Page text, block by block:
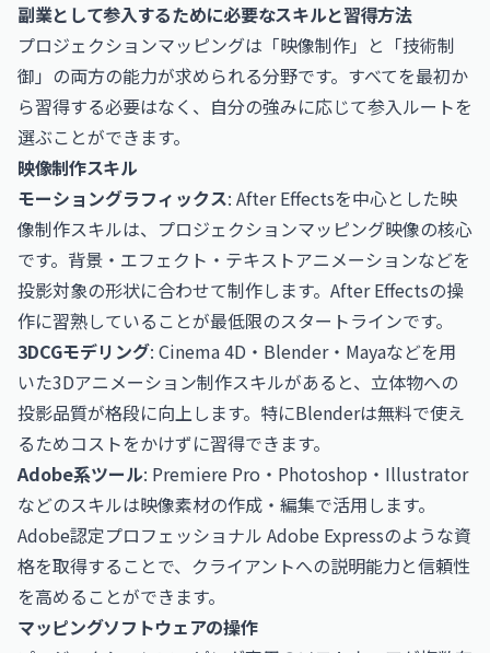
副業として参入するために必要なスキルと習得方法
プロジェクションマッピングは「映像制作」と「技術制
御」の両方の能力が求められる分野です。すべてを最初か
ら習得する必要はなく、自分の強みに応じて参入ルートを
選ぶことができます。
映像制作スキル
モーショングラフィックス: After Effectsを中心とした映
像制作スキルは、プロジェクションマッピング映像の核心
です。背景・エフェクト・テキストアニメーションなどを
投影対象の形状に合わせて制作します。After Effectsの操
作に習熟していることが最低限のスタートラインです。
3DCGモデリング: Cinema 4D・Blender・Mayaなどを用
いた3Dアニメーション制作スキルがあると、立体物への
投影品質が格段に向上します。特にBlenderは無料で使え
るためコストをかけずに習得できます。
Adobe系ツール: Premiere Pro・Photoshop・Illustrator
などのスキルは映像素材の作成・編集で活用します。
Adobe認定プロフェッショナル Adobe Expressのような資
格を取得することで、クライアントへの説明能力と信頼性
を高めることができます。
マッピングソフトウェアの操作